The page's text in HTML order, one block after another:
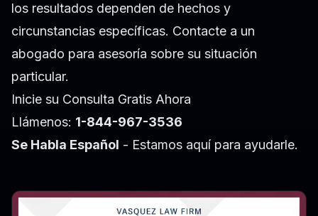
los resultados dependen de hechos y
circunstancias específicas. Contacte a un
abogado para asesoría sobre su situación
particular.
Inicie su Consulta Gratis Ahora
Llámenos: 1-844-967-3536
Se Habla Español - Estamos aquí para ayudarle.